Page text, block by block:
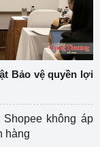
Bảo vệ quyền lợi
không áp
hàng